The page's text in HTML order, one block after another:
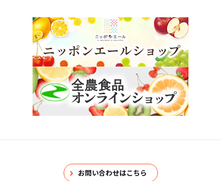
お問い合わせはこちら